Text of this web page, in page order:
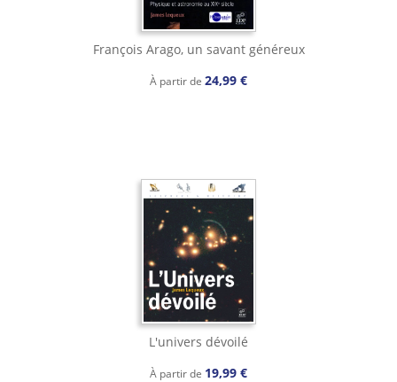
François Arago, un savant généreux
À partir de 24,99 €
L'univers dévoilé
À partir de 19,99 €